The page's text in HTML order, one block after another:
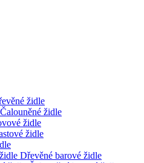
židle
Čalouněné židle
židle
židle
Dřevěné barové židle